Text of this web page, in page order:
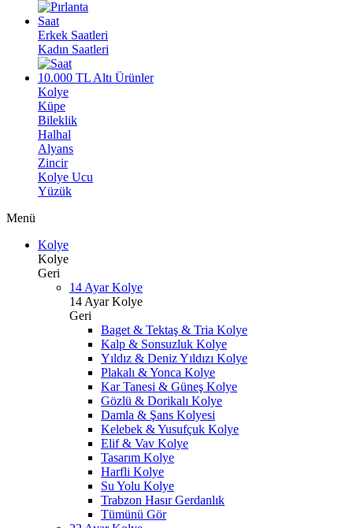
Saat
Erkek Saatleri
Kadın Saatleri
10.000 TL Altı Ürünler
Kolye
Küpe
Bileklik
Halhal
Alyans
Zincir
Kolye Ucu
Yüzük
Menü
Kolye
Kolye
Geri
14 Ayar Kolye
14 Ayar Kolye
Geri
Baget & Tektaş & Tria Kolye
Kalp & Sonsuzluk Kolye
Yıldız & Deniz Yıldızı Kolye
Plakalı & Yonca Kolye
Kar Tanesi & Güneş Kolye
Gözlü & Dorikalı Kolye
Damla & Şans Kolyesi
Kelebek & Yusufçuk Kolye
Elif & Vav Kolye
Tasarım Kolye
Harfli Kolye
Su Yolu Kolye
Trabzon Hasır Gerdanlık
Tümünü Gör